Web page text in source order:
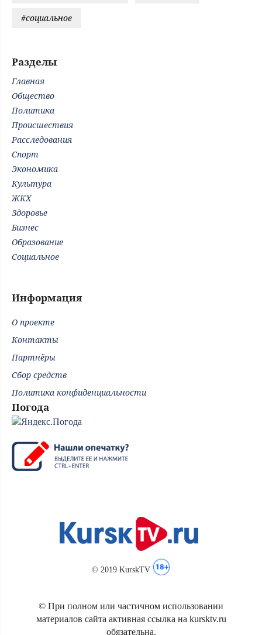
#социальное
Разделы
Главная
Общество
Политика
Происшествия
Расследования
Спорт
Экономика
Культура
ЖКХ
Здоровье
Бизнес
Образование
Социальное
Информация
О проекте
Контакты
Партнёры
Сбор средств
Политика конфиденциальности
Погода
© 2019 KurskTV
© При полном или частичном использовании
материалов сайта активная ссылка на kursktv.ru
обязательна.